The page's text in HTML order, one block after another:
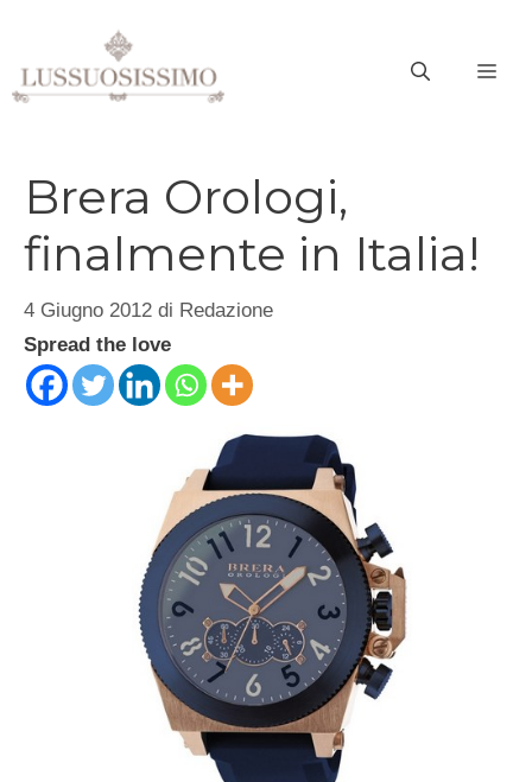
contenuto
Brera Orologi,
finalmente in Italia!
4 Giugno 2012 di Redazione
Spread the love